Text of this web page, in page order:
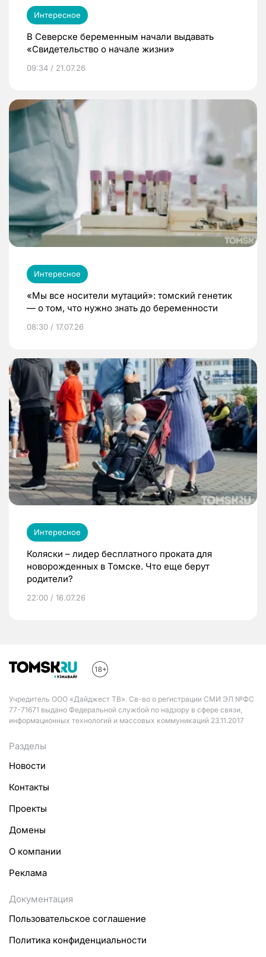
Интересное
В Северске беременным начали выдавать
«Свидетельство о начале жизни»
09:34 / 21.07.26
Интересное
«Мы все носители мутаций»: томский генетик
— о том, что нужно знать до беременности
08:30 / 17.07.26
Интересное
Коляски – лидер бесплатного проката для
новорожденных в Томске. Что еще берут
родители?
22:00 / 16.07.26
Учредитель ООО «Дайджест ТВ». Св-во о регистрации СМИ ЭЛ №ФС
77-71671 выдано Федеральной службой по надзору в сфере связи,
информационных технологий и массовых коммуникаций 23.11.2017
Разделы
Новости
Контакты
Проекты
Домены
О компании
Реклама
Документация
Пользовательское соглашение
Политика конфиденциальности